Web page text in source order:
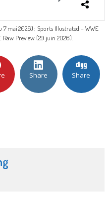
mai 2026) ; Sports Illustrated – WWE
Raw Preview (29 juin 2026).
Share Share